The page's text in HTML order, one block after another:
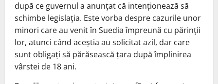
după ce guvernul a anunțat că intenționează să
schimbe legislația. Este vorba despre cazurile unor
minori care au venit în Suedia împreună cu părinții
lor, atunci când aceștia au solicitat azil, dar care
sunt obligați să părăsească țara după împlinirea
vârstei de 18 ani.